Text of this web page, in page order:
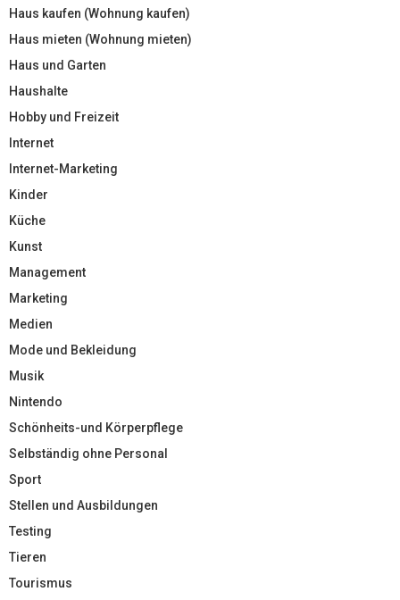
Haus kaufen (Wohnung kaufen)
Haus mieten (Wohnung mieten)
Haus und Garten
Haushalte
Hobby und Freizeit
Internet
Internet-Marketing
Kinder
Küche
Kunst
Management
Marketing
Medien
Mode und Bekleidung
Musik
Nintendo
Schönheits-und Körperpflege
Selbständig ohne Personal
Sport
Stellen und Ausbildungen
Testing
Tieren
Tourismus